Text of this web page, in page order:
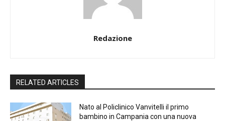
Redazione
RELATED ARTICLES
Nato al Policlinico Vanvitelli il primo
bambino in Campania con una nuova